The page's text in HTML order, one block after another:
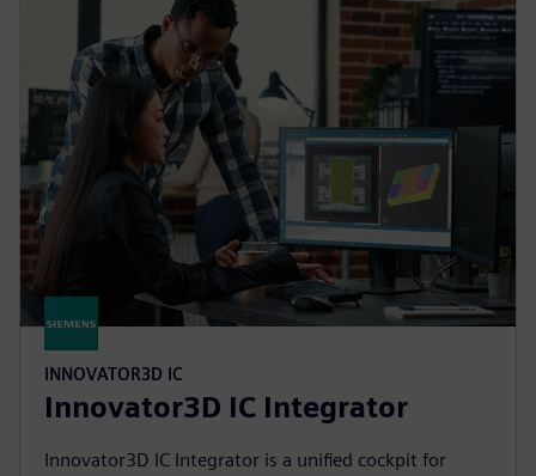
INNOVATOR3D IC
Innovator3D IC Integrator
Innovator3D IC Integrator is a unified cockpit for